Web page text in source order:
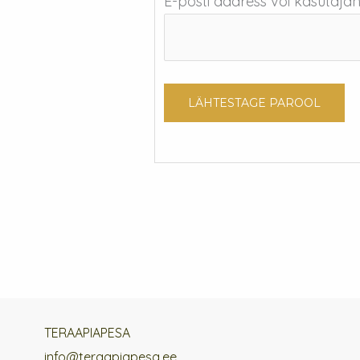
LÄHTESTAGE PAROOL
TERAAPIAPESA